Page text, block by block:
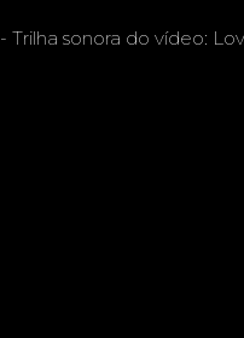
- Trilha sonora do vídeo: